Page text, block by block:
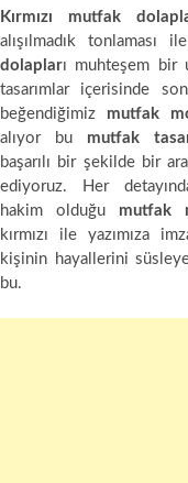
Kırmızı mutfak
alışılmadık tonlaması
dolapları muhteşem bir
tasarımlar içerisinde
beğendiğimiz mutfak
alıyor bu mutfak
başarılı bir şekilde bir
ediyoruz. Her
hakim olduğu mutfak
kırmızı ile yazımıza
kişinin hayallerini
bu.